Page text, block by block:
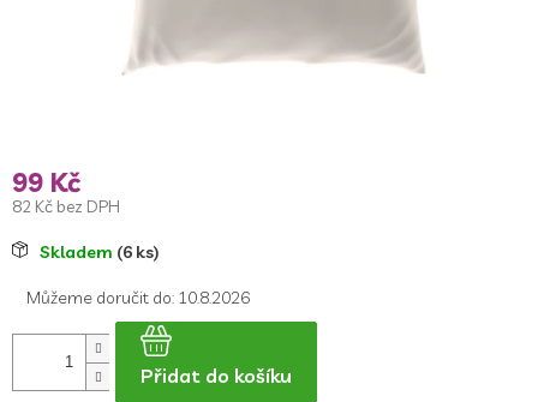
99 Kč
82 Kč bez DPH
MěrnáSkladem (6 ks)
Můžeme doručit do: 10.8.2026
Přidat do košíku